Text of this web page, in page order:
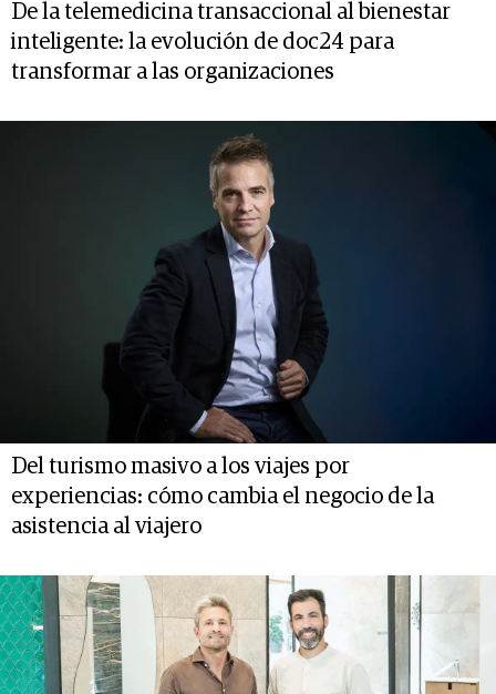
De la telemedicina transaccional al bienestar
inteligente: la evolución de doc24 para
transformar a las organizaciones
Del turismo masivo a los viajes por
experiencias: cómo cambia el negocio de la
asistencia al viajero